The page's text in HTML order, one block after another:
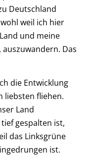
Deutschland
weil ich hier
und meine
Das
die Entwicklung
liebsten fliehen.
Land
gespalten ist,
das Linksgrüne
ist.